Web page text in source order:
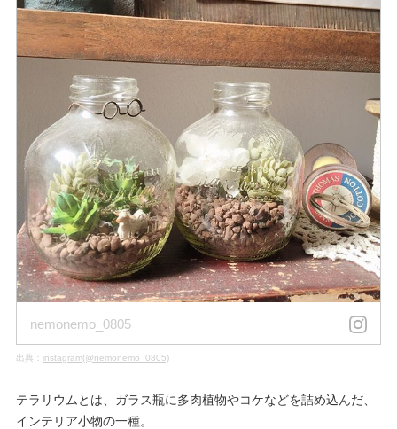
nemonemo_0805
出典： instagram(@nemonemo_0805)
テラリウムとは、ガラス瓶に多肉植物やコケなどを詰め込んだ、
インテリア小物の一種。